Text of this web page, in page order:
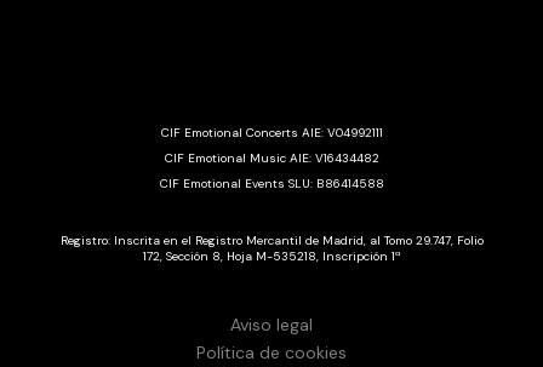
CIF Emotional Concerts AIE: V04992111
CIF Emotional Music AIE: V16434482
CIF Emotional Events SLU: B86414588
Registro: Inscrita en el Registro Mercantil de Madrid, al Tomo 29.747, Folio
172, Sección 8, Hoja M-535218, Inscripción 1ª
Aviso legal
Política de cookies